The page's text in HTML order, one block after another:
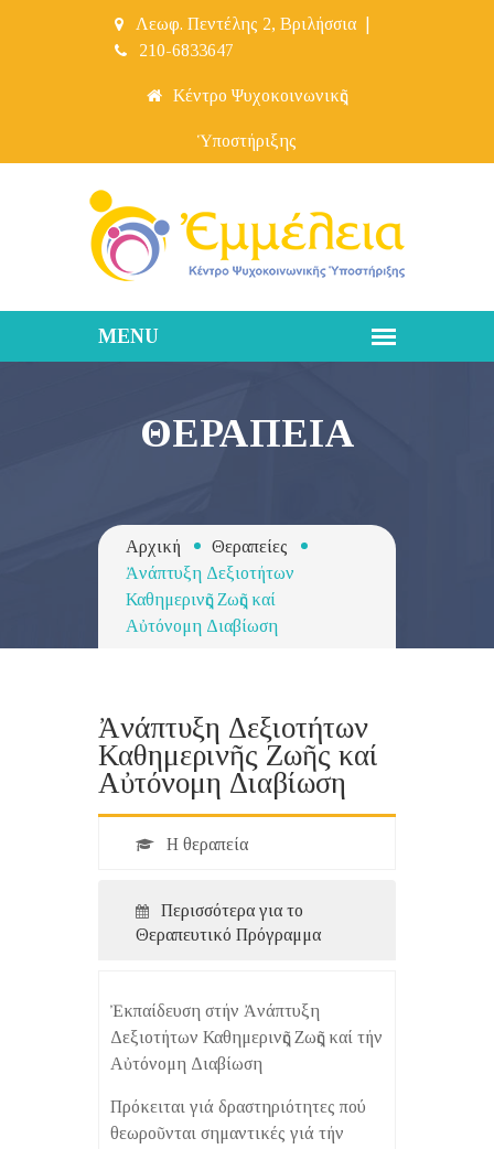
Λεωφ. Πεντέλης 2, Βριλήσσια
210-6833647
Κέντρο Ψυχοκοινωνικῆς
Ὑποστήριξης
ΘΕΡΑΠΕΙΑ
Αρχική
Θεραπείες
Ἀνάπτυξη Δεξιοτήτων
Καθημερινῆς Ζωῆς καί
Αὐτόνομη Διαβίωση
Ἀνάπτυξη Δεξιοτήτων
Καθημερινῆς Ζωῆς καί
Αὐτόνομη Διαβίωση
Η θεραπεία
Περισσότερα για το
Θεραπευτικό Πρόγραμμα
Ἐκπαίδευση στήν Ἀνάπτυξη
Δεξιοτήτων Καθημερινῆς Ζωῆς καί τήν
Αὐτόνομη Διαβίωση
Πρόκειται γιά δραστηριότητες πού
θεωροῦνται σημαντικές γιά τήν